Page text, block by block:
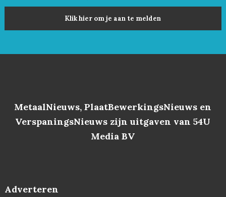
Klik hier om je aan te melden
MetaalNieuws, PlaatBewerkingsNieuws en
VerspaningsNieuws zijn uitgaven van 54U
Media BV
Adverteren